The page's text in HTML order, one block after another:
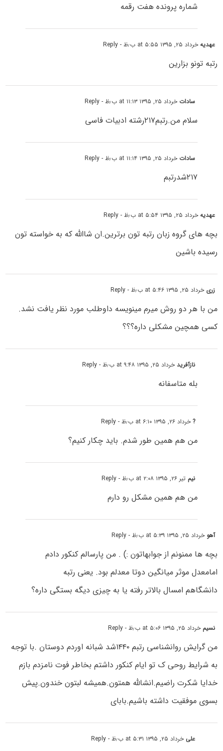
شماره پرونده هفت رقمه
عهدیهخرداد ۲۵, ۱۳۹۵ at ۵:۵۵ ب٫ظ - Reply
رتبه تونو بزارین
سادات خرداد ۲۵, ۱۳۹۵ at ۱۱:۱۳ ب٫ظ - Reply
سلام من.رتبم۲۱۷رشته ادبیات فاسی
سادات خرداد ۲۵, ۱۳۹۵ at ۱۱:۱۴ ب٫ظ - Reply
۲۱۷شدرتبم
عهدیهخرداد ۲۵, ۱۳۹۵ at ۵:۵۴ ب٫ظ - Reply
بچه های گروه زبان رتبه تون برترین.ان شاالله که به خواسته تون
رسیده باشین
زری خرداد ۲۵, ۱۳۹۵ at ۵:۴۶ ب٫ظ - Reply
من با هر دو روش میرم مینویسه داوطلب مورد نظر یافت نشد.
کسی همچین مشکلی داره؟؟؟
نازآفریدخرداد ۲۵, ۱۳۹۵ at ۹:۴۸ ب٫ظ - Reply
بله متاسفانه
?خرداد ۲۶, ۱۳۹۵ at ۶:۱۰ ب٫ظ - Reply
من هم همین طور شدم. باید چکار کنیم؟
نیم تیر ۲۶, ۱۳۹۵ at ۲:۰۸ ب٫ظ - Reply
من هم همین مشکل رو دارم
آهو خرداد ۲۵, ۱۳۹۵ at ۵:۳۹ ب٫ظ - Reply
بچه ها ممنونم از جوابهاتون :) . من پارسالم کنکور دادم
امامعدل موثر میانگین دوتا معدلم بود. یعنی رتبه
دانشگاهم امسال بالاتر رفته یا به چیزی دیگه بستگی داره؟
نسیم خرداد ۲۵, ۱۳۹۵ at ۵:۰۶ ب٫ظ - Reply
من گرایش روانشناسی رتبم ۱۴۴۰شد شبانه اوردم دوستان .با توجه
به شرایط روحی ک تو ایام کنکور داشتم بخاطر فوت نامزدم بازم
خدایا شکرت راضیم.انشالله همتون.همیشه لبتون خندون.پیش
بسوی موفقیت داشته باشیم.بابای
علی خرداد ۲۵, ۱۳۹۵ at ۵:۳۱ ب٫ظ - Reply